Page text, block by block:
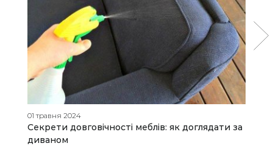
01 травня 2024
Секрети довговічності меблів: як доглядати за
диваном